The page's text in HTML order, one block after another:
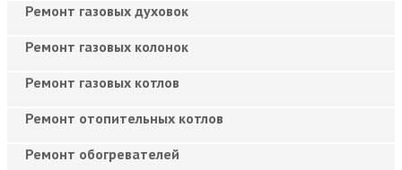
Ремонт газовых духовок
Ремонт газовых колонок
Ремонт газовых котлов
Ремонт отопительных котлов
Ремонт обогревателей